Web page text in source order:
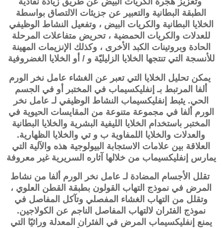
الطبقة البطانية والتعبير عن جزيئات الالتصاق بواسطة
الخلايا البطانية والكريات البيض ، وتفعيل النشاط الوظيفي
للعدلات والكريات الحمضية ، تحريض متفاعلات المرحلة
الحادة وبروتينات الكبد الأخرى ، وكذلك الإنزيمات المهينة
للأنسجة التي تنتجها الخلايا الزليليّة و / أو الخلايا الغضروفية
يمكن تحليل الخلايا التي تعبر عن الغشاء عامل نخر الورم
ألفا المرتبط بـ إنفليكسيماب في المختبر أو في الجسم
الحي. يثبط إنفليكسيماب النشاط الوظيفي لـ عامل نخر
الورم ألفا في مجموعة متنوعة من المقايسات الحيوية في
المختبر باستخدام الخلايا الليفية البشرية والخلايا البطانية
والعدلات والخلايا اللمفاوية ب و تي والخلايا الظهارية.
العلاقة بين علامات الاستجابة البيولوجية هذه والآلية التي
يمارس إنفليكسيماب من خلالها آثاره السريرية غير معروفة
تقلل الأجسام المضادة لـ عامل نخر الورم ألفا من نشاط
المرض في نموذج التهاب القولون بطبقة القطن العلوي ،
وتقلل من التهاب الغشاء المفصلي وتآكل المفاصل في
نموذج الفئران لالتهاب المفاصل الناجم عن الكولاجين.
يمنع إنفليكسيماب المرض في الفئران المعدلة وراثيًا التي